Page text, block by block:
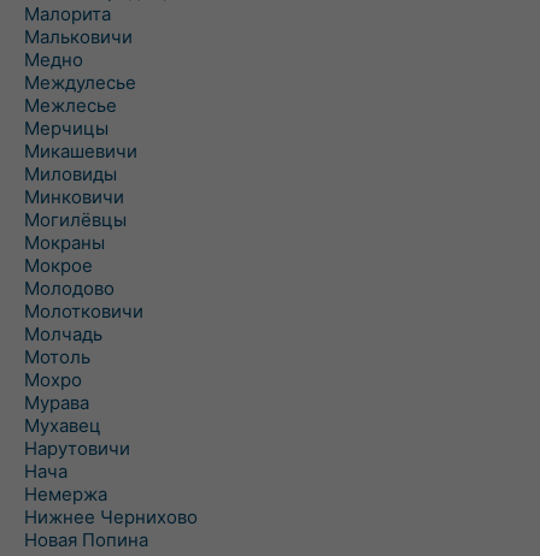
Малорита
Мальковичи
Медно
Междулесье
Межлесье
Мерчицы
Микашевичи
Миловиды
Минковичи
Могилёвцы
Мокраны
Мокрое
Молодово
Молотковичи
Молчадь
Мотоль
Мохро
Мурава
Мухавец
Нарутовичи
Нача
Немержа
Нижнее Чернихово
Новая Попина